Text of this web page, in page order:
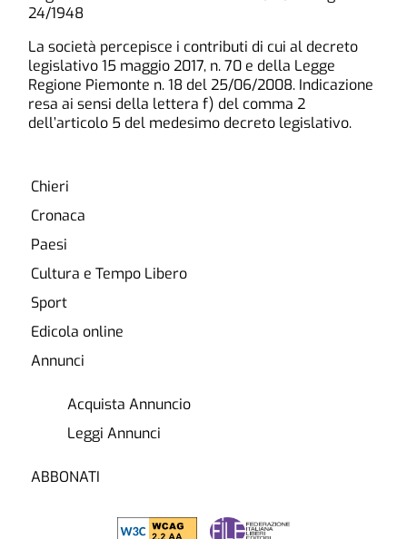
24/1948
La società percepisce i contributi di cui al decreto
legislativo 15 maggio 2017, n. 70 e della Legge
Regione Piemonte n. 18 del 25/06/2008. Indicazione
resa ai sensi della lettera f) del comma 2
dell’articolo 5 del medesimo decreto legislativo.
Chieri
Cronaca
Paesi
Cultura e Tempo Libero
Sport
Edicola online
Annunci
Acquista Annuncio
Leggi Annunci
ABBONATI